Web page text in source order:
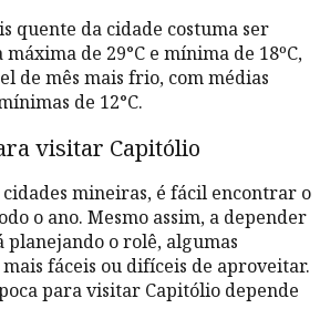
quente da cidade costuma ser
de 29°C e mínima de 18ºC,
de mês mais frio, com médias
de 12°C.
visitar Capitólio
cidades mineiras, é fácil encontrar o
o ano. Mesmo assim, a depender
planejando o rolê, algumas
fáceis ou difíceis de aproveitar.
para visitar Capitólio depende